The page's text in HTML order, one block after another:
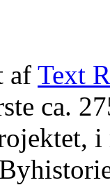
af Text
ca.
i